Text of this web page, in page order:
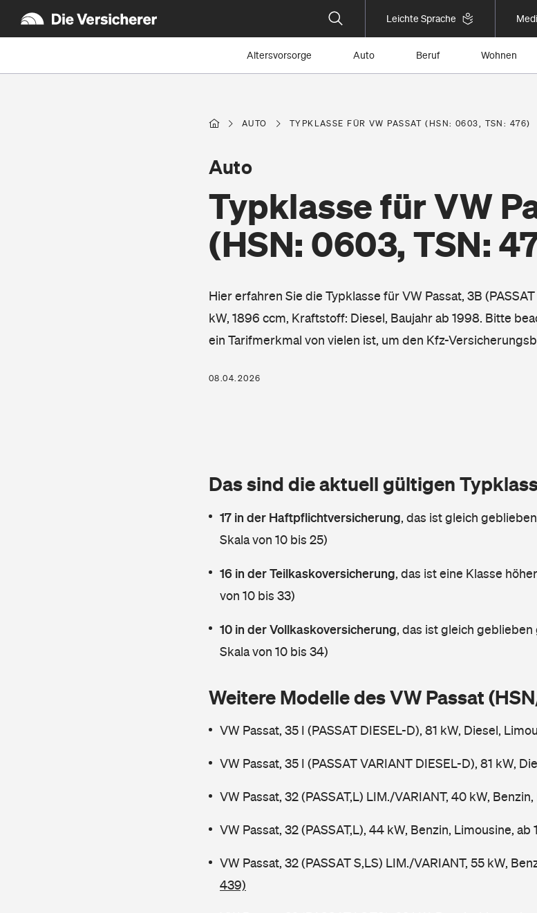
Leichte Sprache
Altersvorsorge Auto Beruf Wohnen
AUTO TYPKLASSE FÜR VW PASSAT (HSN: 0603, TSN: 476)
Typklasse für VW
(HSN: 0603, TSN:
Auto
Hier erfahren Sie die Typklasse für VW Passat, 3B
kW, 1896 ccm, Kraftstoff: Diesel, Baujahr ab 1998. Bitte
ein Tarifmerkmal von vielen ist, um den Kfz-
08.04.2026
Das sind die aktuell gültigen
17 in der Haftpflichtversicherung, das ist gleich
Skala von 10 bis 25)
16 in der Teilkaskoversicherung, das ist eine Klasse
von 10 bis 33)
10 in der Vollkaskoversicherung, das ist gleich
Skala von 10 bis 34)
Weitere Modelle des VW Passat
VW Passat, 35 I (PASSAT DIESEL-D), 81 kW, Diesel,
VW Passat, 35 I (PASSAT VARIANT DIESEL-D), 81 kW,
VW Passat, 32 (PASSAT,L) LIM./VARIANT, 40 kW,
VW Passat, 32 (PASSAT,L), 44 kW, Benzin, Limousine, ab
VW Passat, 32 (PASSAT S,LS) LIM./VARIANT, 55 kW,
439)